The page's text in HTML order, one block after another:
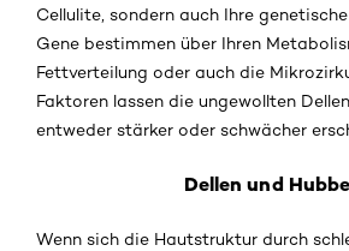
Cellulite, sondern auch Ihre
Gene bestimmen über Ihren
Fettverteilung oder auch die
Faktoren lassen die ungewollten
entweder stärker oder schwächer
Dellen und
Wenn sich die Hautstruktur durch